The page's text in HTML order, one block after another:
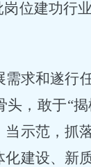
位建功行
需求和遂行
头，敢于“
示范，抓
建设、新